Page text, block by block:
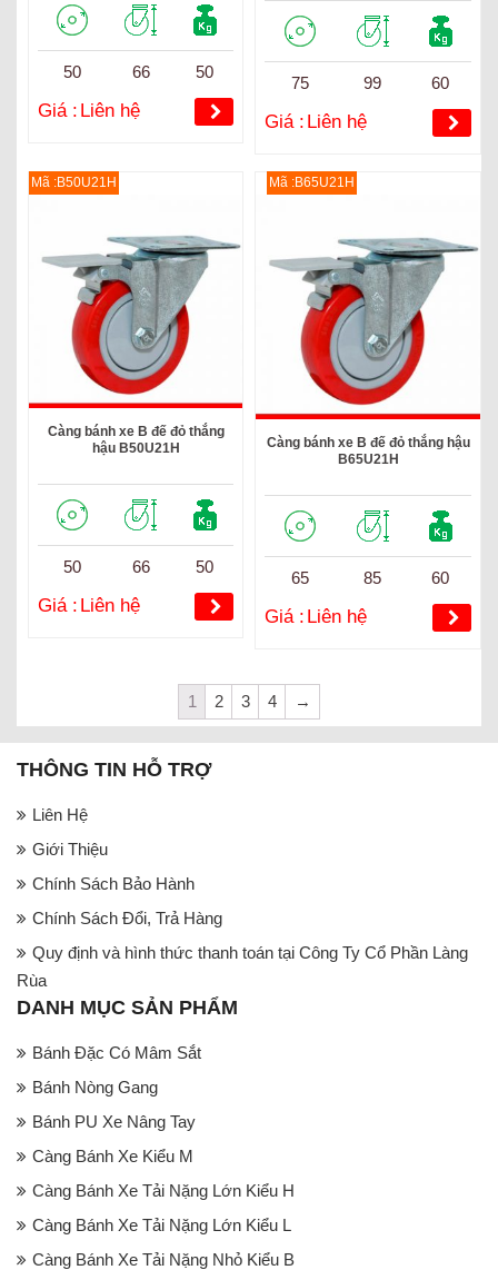
50 66 50
Giá : Liên hệ
75 99 60
Giá : Liên hệ
Mã :B50U21H
Càng bánh xe B đế đỏ thắng
hậu B50U21H
50 66 50
Giá : Liên hệ
Mã :B65U21H
Càng bánh xe B đế đỏ thắng hậu
B65U21H
65 85 60
Giá : Liên hệ
1 2 3 4 →
THÔNG TIN HỖ TRỢ
Liên Hệ
Giới Thiệu
Chính Sách Bảo Hành
Chính Sách Đổi, Trả Hàng
Quy định và hình thức thanh toán tại Công Ty Cổ Phần Làng
Rùa
DANH MỤC SẢN PHẨM
Bánh Đặc Có Mâm Sắt
Bánh Nòng Gang
Bánh PU Xe Nâng Tay
Càng Bánh Xe Kiểu M
Càng Bánh Xe Tải Nặng Lớn Kiểu H
Càng Bánh Xe Tải Nặng Lớn Kiểu L
Càng Bánh Xe Tải Nặng Nhỏ Kiểu B